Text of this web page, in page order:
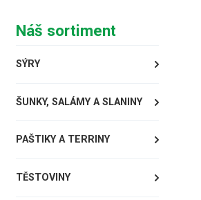
Náš sortiment
SÝRY
ŠUNKY, SALÁMY A SLANINY
PAŠTIKY A TERRINY
TĚSTOVINY